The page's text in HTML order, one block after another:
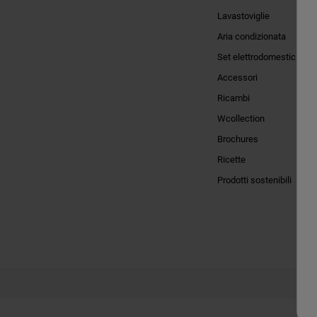
Lavastoviglie
Aria condizionata
Set elettrodomestici
Accessori
Ricambi
Wcollection
Brochures
Ricette
Prodotti sostenibili